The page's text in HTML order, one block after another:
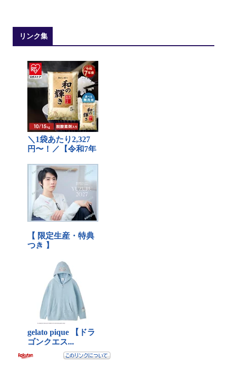
リンク集